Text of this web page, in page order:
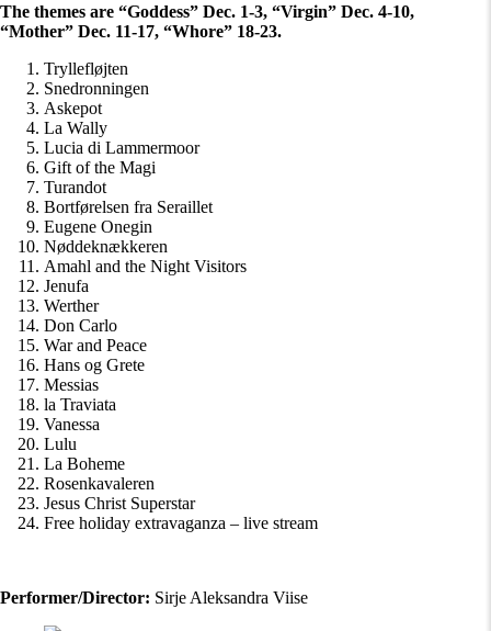
The themes are “Goddess” Dec. 1-3, “Virgin” Dec. 4-10,
“Mother” Dec. 11-17, “Whore” 18-23.
Tryllefløjten
Snedronningen
Askepot
La Wally
Lucia di Lammermoor
Gift of the Magi
Turandot
Bortførelsen fra Seraillet
Eugene Onegin
Nøddeknækkeren
Amahl and the Night Visitors
Jenufa
Werther
Don Carlo
War and Peace
Hans og Grete
Messias
la Traviata
Vanessa
Lulu
La Boheme
Rosenkavaleren
Jesus Christ Superstar
Free holiday extravaganza – live stream
Performer/Director: Sirje Aleksandra Viise